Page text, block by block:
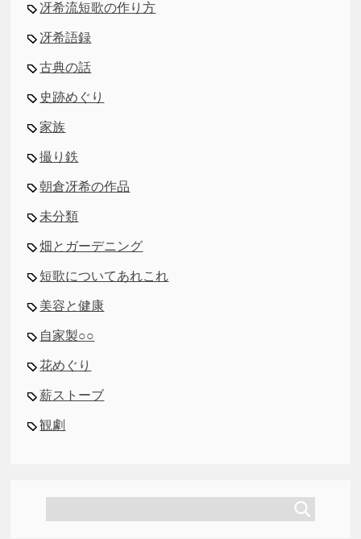
冴希流短歌の作り方
冴希語録
古典の話
史跡めぐり
家族
撮り鉄
朝倉冴希の作品
未分類
畑とガーデニング
短歌についてあれこれ
美容と健康
自家製○○
花めぐり
薪ストーブ
観劇